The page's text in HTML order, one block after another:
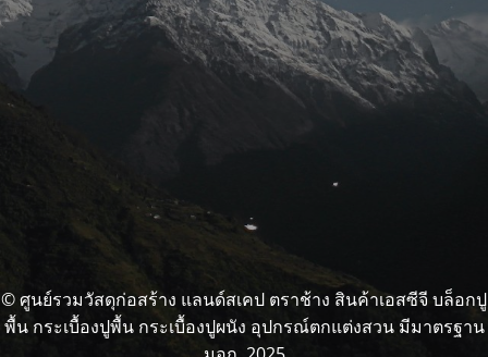
© ศูนย์รวมวัสดุก่อสร้าง แลนด์สเคป ตราช้าง สินค้าเอสซีจี บล็อกปู
พื้น กระเบื้องปูพื้น กระเบื้องปูผนัง อุปกรณ์ตกแต่งสวน มีมาตรฐาน